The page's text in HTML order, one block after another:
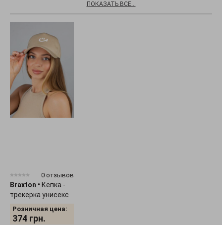
ПОКАЗАТЬ ВСЕ...
0 отзывов
Braxton • Кепка -
трекерка унисекс
Розничная цена:
374 грн.